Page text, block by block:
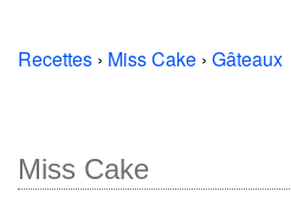
Recettes › Miss Cake › Gâteaux
Miss Cake